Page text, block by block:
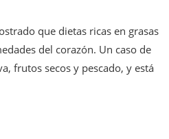
que dietas ricas en grasas
del corazón. Un caso de
frutos secos y pescado, y está